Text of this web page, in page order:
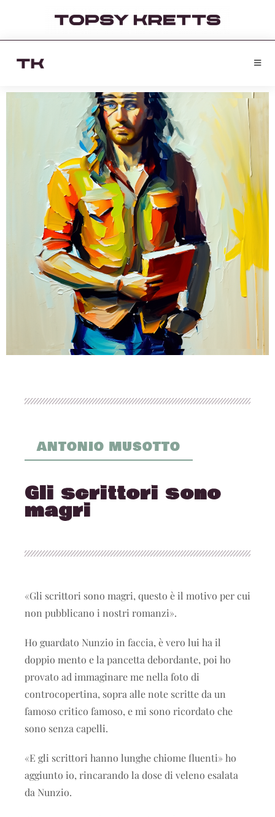
ANTONIO MUSOTTO
Gli scrittori sono
magri
«Gli scrittori sono magri, questo è il motivo per cui
non pubblicano i nostri romanzi».
Ho guardato Nunzio in faccia, è vero lui ha il
doppio mento e la pancetta debordante, poi ho
provato ad immaginare me nella foto di
controcopertina, sopra alle note scritte da un
famoso critico famoso, e mi sono ricordato che
sono senza capelli.
«E gli scrittori hanno lunghe chiome fluenti» ho
aggiunto io, rincarando la dose di veleno esalata
da Nunzio.